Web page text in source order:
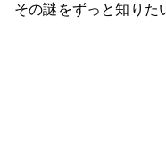
その謎をずっと知りた